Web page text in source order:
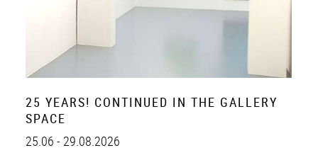
25 YEARS! CONTINUED IN THE GALLERY
SPACE
25.06 - 29.08.2026